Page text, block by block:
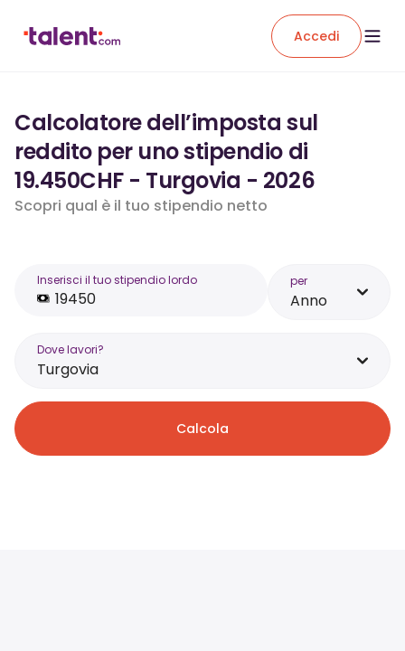
Accedi
Calcolatore dell’imposta sul
reddito per uno stipendio di
19.450CHF - Turgovia - 2026
Scopri qual è il tuo stipendio netto
Inserisci il tuo stipendio lordo per
Anno
Dove lavori?
Turgovia
Calcola